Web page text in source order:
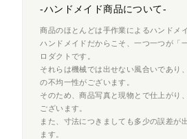
-ハンドメイド商品について-
商品のほとんどは手作業によるハンドメ
ハンドメイドだからこそ、一つ一つが「
ロダクトです。
それらは機械では出せない風合いであり
の不均一性がございます。
そのため、商品写真と現物とで仕上がり
ございます。
また、寸法につきましても多少の誤差が
ます。